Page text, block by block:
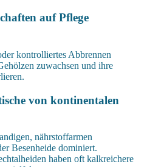
auf Pflege
kontrolliertes Abbrennen
zuwachsen und ihre
von kontinentalen
nährstoffarmen
Besenheide dominiert.
haben oft kalkreichere